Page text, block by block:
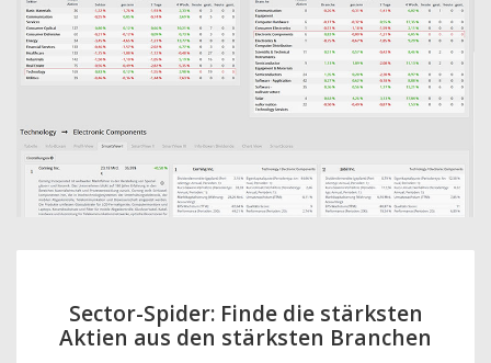
Sector-Spider: Finde die stärksten
Aktien aus den stärksten Branchen